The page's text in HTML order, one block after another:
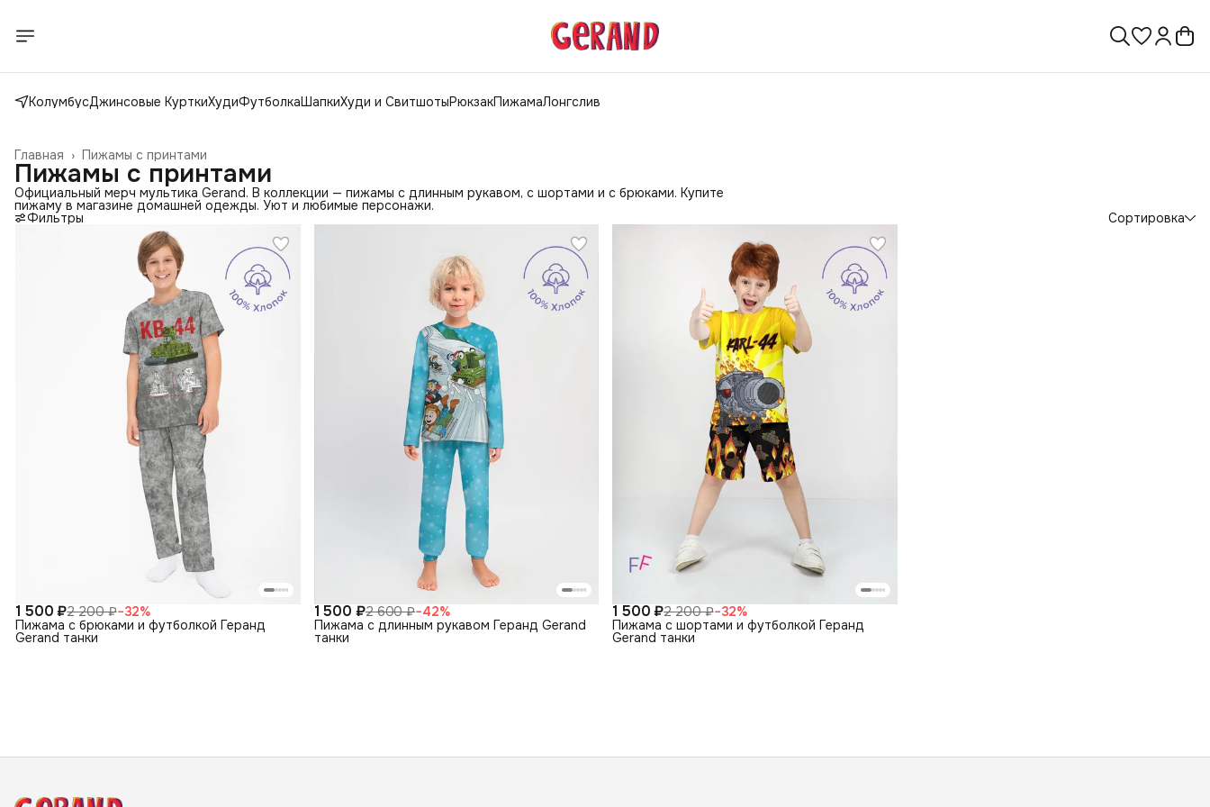
КолумбусДжинсовые КурткиХудиФутболкаШапкиХуди и СвитшотыРюкзакПижамаЛонгслив
Пижамы с принтами
Главная ›
Пижамы с принтами
Официальный мерч мультика Gerand. В коллекции — пижамы с длинным рукавом, с шортами и с брюками. Купите
пижаму в магазине домашней одежды. Уют и любимые персонажи.
Фильтры Сортировка
1 500 ₽2 200 ₽−32%
Пижама с брюками и футболкой Геранд
Gerand танки
1 500 ₽2 600 ₽−42%
Пижама с длинным рукавом Геранд Gerand
танки
1 500 ₽2 200 ₽−32%
Пижама с шортами и футболкой Геранд
Gerand танки